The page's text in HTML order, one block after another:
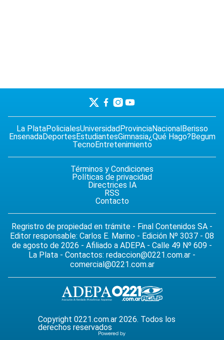
La PlataPolicialesUniversidad ProvinciaNacional Berisso
EnsenadaDeportes EstudiantesGimnasia¿Qué Hago? Begum
TecnoEntretenimiento
Términos y Condiciones
Políticas de privacidad
Directrices IA
RSS
Contacto
Regristro de propiedad en trámite - Final Contenidos SA -
Editor responsable: Carlos E. Marino - Edición Nº 3037 - 08
de agosto de 2026 - Afiliado a ADEPA - Calle 49 Nº 609 -
La Plata - Contactos: redaccion@0221.com.ar -
comercial@0221.com.ar
Copyright 0221.com.ar 2026. Todos los
derechos reservados